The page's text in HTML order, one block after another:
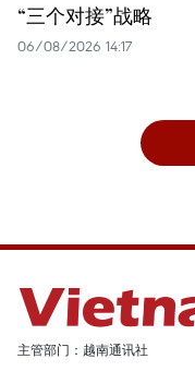
“三个对接”战略
06/08/2026 14:17
主管部门：越南通讯社